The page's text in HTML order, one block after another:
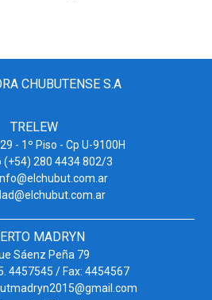
CHUBUTENSE S.A
TRELEW
- 1º Piso - Cp U-9100H
(+54) 280 4434 802/3
MADRYN
Sáenz Peña 79
4457545 / Fax: 4454567